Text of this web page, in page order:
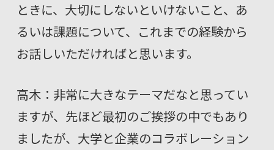
ときに、大切にしないといけないこと、あ
るいは課題について、これまでの経験から
お話しいただければと思います。
高木：非常に大きなテーマだなと思ってい
ますが、先ほど最初のご挨拶の中でもあり
ましたが、大学と企業のコラボレーション